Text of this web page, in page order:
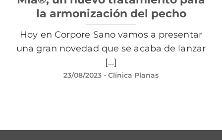
la armonización del pecho
Hoy en Corpore Sano vamos a presentar
una gran novedad que se acaba de lanzar
[...]
23/08/2023 - Clínica Planas